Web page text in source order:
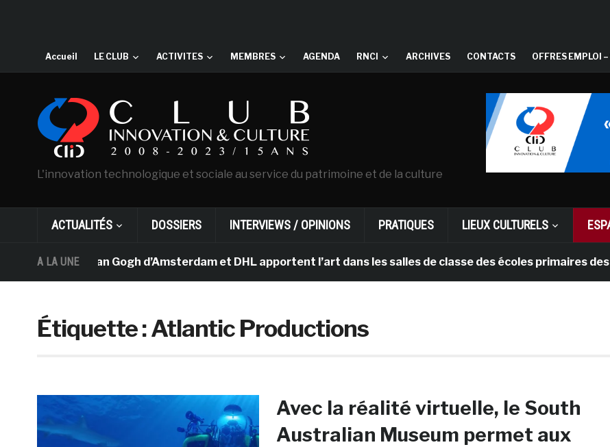
Accueil LE CLUB ACTIVITES MEMBRES AGENDA RNCI ARCHIVES CONTACTS OFFRES EMPLOI
L'innovation technologique et sociale au service du patrimoine et de la culture
ACTUALITÉS DOSSIERS INTERVIEWS / OPINIONS PRATIQUES LIEUX CULTURELS
A LA UNE
Le musée Van Gogh d’Amsterdam et DHL apportent l’art dans les salles de classe des écoles primaires des
Étiquette :Atlantic Productions
Avec la réalité virtuelle, le South
Australian Museum permet aux